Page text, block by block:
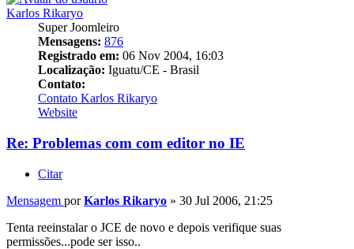
Karlos Rikaryo
Super Joomleiro
Mensagens: 876
Registrado em: 06 Nov 2004, 16:03
Localização: Iguatu/CE - Brasil
Contato:
Contato Karlos Rikaryo
Website
Re: Problemas com com editor no IE
Citar
Mensagem porKarlos Rikaryo » 30 Jul 2006, 21:25
Tenta reeinstalar o JCE de novo e depois verifique suas
permissões...pode ser isso..